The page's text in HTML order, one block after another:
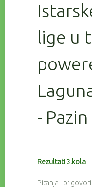
lige u
- Pazin
Rezultati 3.kola
Pitanja i prigovori